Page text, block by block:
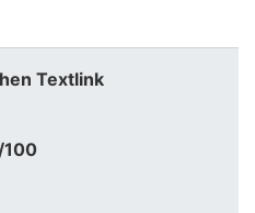
Textlink
100